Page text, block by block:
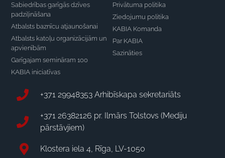
Sabiedrības garīgās dzīves
padziļināšana
Atbalsts baznīcu atjaunošanai
Atbalsts katoļu organizācijām un
apvienībām
Garīgajam semināram 100
KABIA iniciatīvas
Privātuma politika
Ziedojumu politika
KABIA Komanda
Par KABIA
Sazināties
+371 29948353 Arhibīskapa sekretariāts
+371 26382126 pr. Ilmārs Tolstovs (Mediju
pārstāvjiem)
Klostera iela 4, Rīga, LV-1050